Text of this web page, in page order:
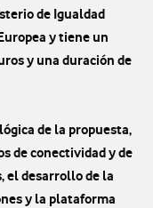
de Igualdad
y tiene un
y una duración de
de la propuesta,
de conectividad y de
el desarrollo de la
y la plataforma